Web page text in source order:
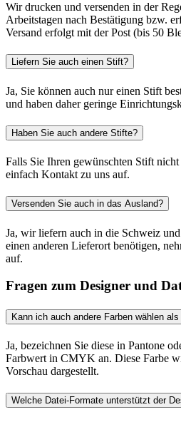
Wir drucken und versenden in der
Arbeitstagen nach Bestätigung bzw.
Versand erfolgt mit der Post (bis 50
Liefern Sie auch einen Stift?
Ja, Sie können auch nur einen Stift
und haben daher geringe
Haben Sie auch andere Stifte?
Falls Sie Ihren gewünschten Stift
einfach Kontakt zu uns auf.
Versenden Sie auch in das Ausland?
Ja, wir liefern auch in die Schweiz
einen anderen Lieferort benötigen,
auf.
Fragen zum Designer und
Kann ich auch andere Farben wählen
Ja, bezeichnen Sie diese in Pantone
Farbwert in CMYK an. Diese Farbe
Vorschau dargestellt.
Welche Datei-Formate unterstützt der